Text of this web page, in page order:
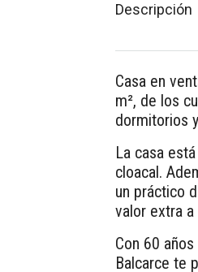
Descripción
Casa en
m², de los
dormitorios
La casa
cloacal.
un práctico
valor extra
Con 60
Balcarce te